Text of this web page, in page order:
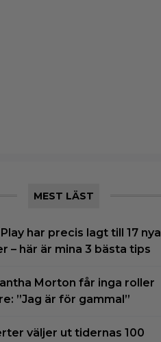
MEST LÄST
har precis lagt till 17 nya
– här är mina 3 bästa tips
Morton får inga roller
”Jag är för gammal”
väljer ut tidernas 100